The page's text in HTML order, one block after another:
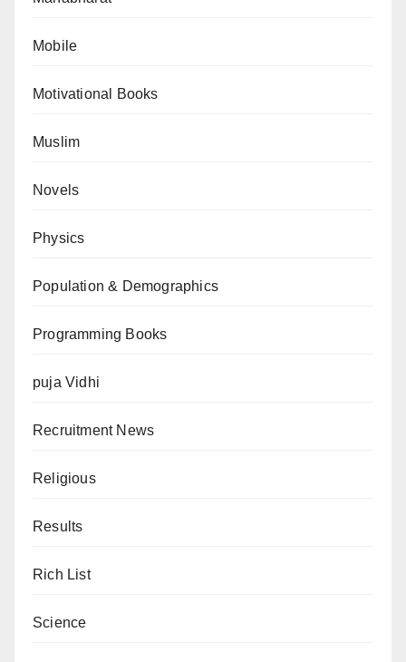
Mobile
Motivational Books
Muslim
Novels
Physics
Population & Demographics
Programming Books
puja Vidhi
Recruitment News
Religious
Results
Rich List
Science